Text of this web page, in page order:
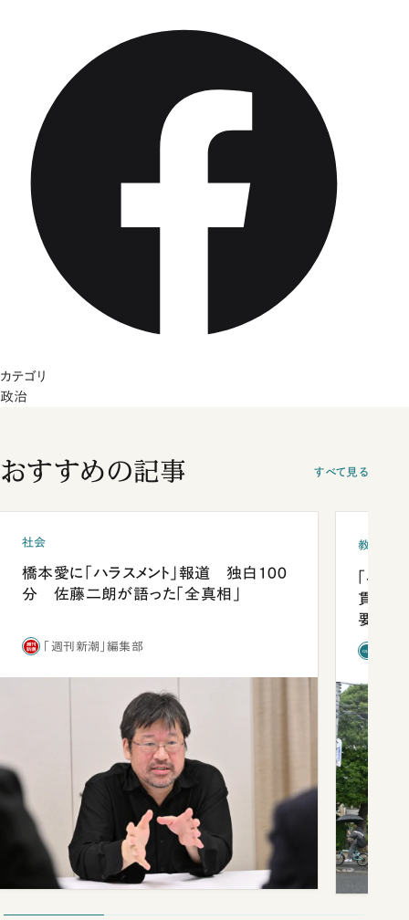
カテゴリ
政治
おすすめの記事 すべて見る
社会
橋本愛に「ハラスメント」報道 独白100
分 佐藤二朗が語った「全真相」
「週刊新潮」編集部
教育
「早
貫校へ
要だっ